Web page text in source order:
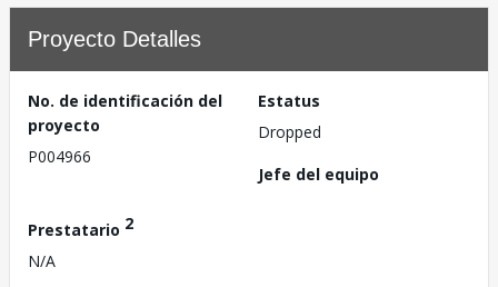
Proyecto Detalles
No. de identificación del
proyecto
P004966
Estatus
Dropped
Jefe del equipo
Prestatario 2
N/A